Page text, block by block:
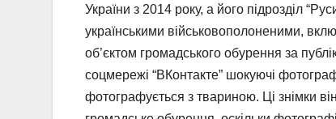
України з 2014 року, а його підрозділ
українськими військовополоненими,
об’єктом громадського обурення за
соцмережі “ВКонтакте” шокуючі
фотографується з твариною. Ці знімки